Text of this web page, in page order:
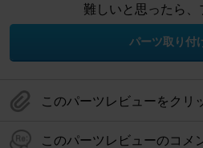
難しいと思ったら、
パーツ取り付
このパーツレビューをクリ
このパーツレビューのコメ